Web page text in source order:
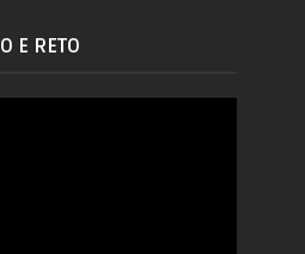
E RETO